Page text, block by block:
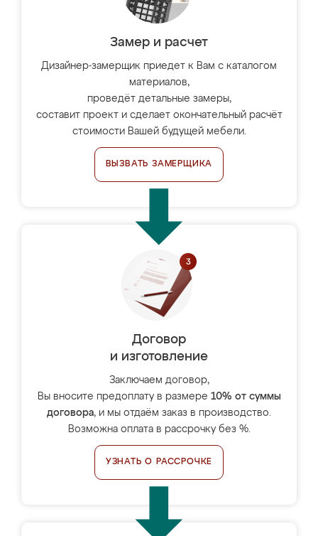
Замер и расчет
Дизайнер-замерщик приедет к Вам с каталогом
материалов,
проведёт детальные замеры,
составит проект и сделает окончательный расчёт
стоимости Вашей будущей мебели.
ВЫЗВАТЬ ЗАМЕРЩИКА
Договор
и изготовление
Заключаем договор,
Вы вносите предоплату в размере 10% от суммы
договора, и мы отдаём заказ в производство.
Возможна оплата в рассрочку без %.
УЗНАТЬ О РАССРОЧКЕ